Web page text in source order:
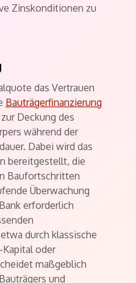
Zinskonditionen zu
das Vertrauen
Bauträgerfinanzierung
Deckung des
während der
Dabei wird das
bereitgestellt, die
Baufortschritten
Überwachung
erforderlich
durch klassische
oder
maßgeblich
und